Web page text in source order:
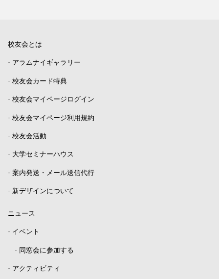
校友会とは
- アラムナイギャラリー
- 校友会カード特典
- 校友会マイページログイン
- 校友会マイページ利用規約
- 校友会活動
- 大学セミナーハウス
- 案内発送・メール送信代行
- 新デザインについて
ニュース
- イベント
- 同窓会に参加する
- アクティビティ